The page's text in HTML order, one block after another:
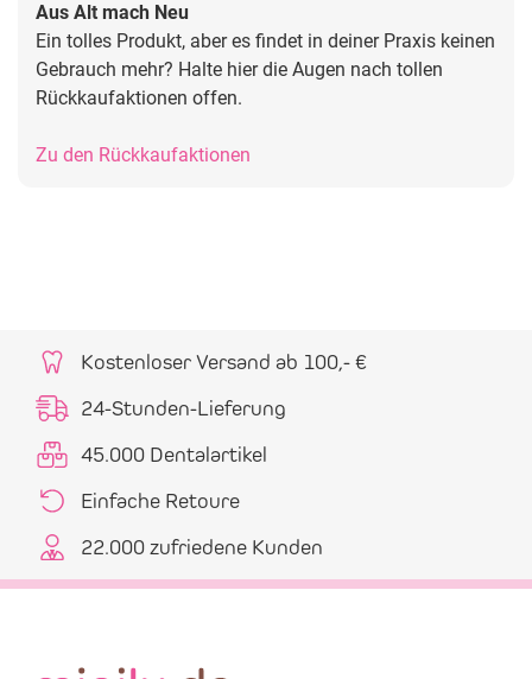
Aus Alt mach Neu
Ein tolles Produkt, aber es findet in deiner Praxis keinen
Gebrauch mehr? Halte hier die Augen nach tollen
Rückkaufaktionen offen.
Zu den Rückkaufaktionen
Kostenloser Versand ab 100,- €
24-Stunden-Lieferung
45.000 Dentalartikel
Einfache Retoure
22.000 zufriedene Kunden